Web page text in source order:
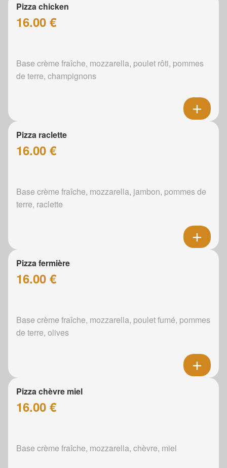
Pizza chicken
16.00 €
Base crème fraîche, mozzarella, poulet rôti, pommes
de terre, champignons
Pizza raclette
16.00 €
Base crème fraîche, mozzarella, jambon, pommes de
terre, raclette
Pizza fermière
16.00 €
Base crème fraîche, mozzarella, poulet fumé, pommes
de terre, olives
Pizza chèvre miel
16.00 €
Base crème fraîche, mozzarella, chèvre, miel